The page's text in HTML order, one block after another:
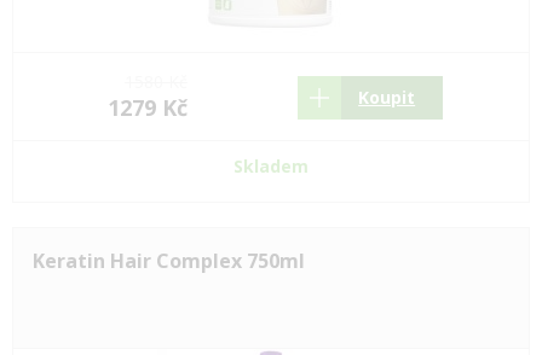
1279 Kč Koupit
Skladem
Keratin Hair Complex 750ml